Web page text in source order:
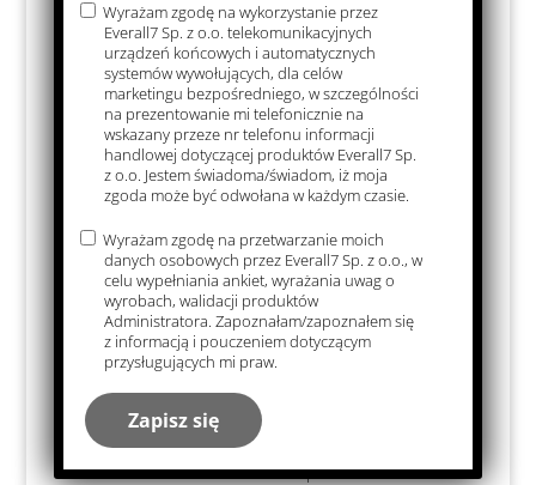
Matériaux pour
le traitement et
le polissage
Une surface de prothèse
correctement usinée et
parfaitement polieest une
garantie de sécurité et de
satisfaction du patient. Nouveaux
types de matériaux et solutions
innovantes en prothèse dentaire
des matériaux et des
outils novateurs.
Répondre aux exigences
croissantes des prothésistes
Wyrażam zgodę na wykorzystanie przez
Everall7 Sp. z o.o. telekomunikacyjnych
urządzeń końcowych i automatycznych
systemów wywołujących, dla celów
marketingu bezpośredniego, w szczególności
na prezentowanie mi telefonicznie na
wskazany przeze nr telefonu informacji
handlowej dotyczącej produktów Everall7 Sp.
z o.o. Jestem świadoma/świadom, iż moja
zgoda może być odwołana w każdym czasie.
Wyrażam zgodę na przetwarzanie moich
danych osobowych przez Everall7 Sp. z o.o., w
celu wypełniania ankiet, wyrażania uwag o
wyrobach, walidacji produktów
Administratora. Zapoznałam/zapoznałem się
z informacją i pouczeniem dotyczącym
przysługujących mi praw.